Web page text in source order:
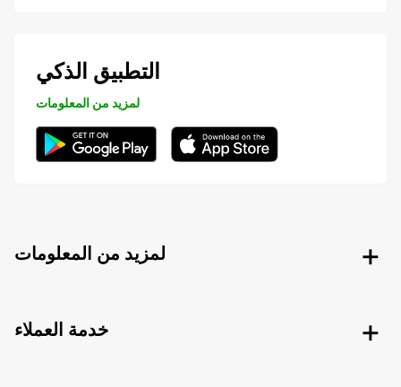
التطبيق الذكي
لمزيد من المعلومات
لمزيد من المعلومات
خدمة العملاء